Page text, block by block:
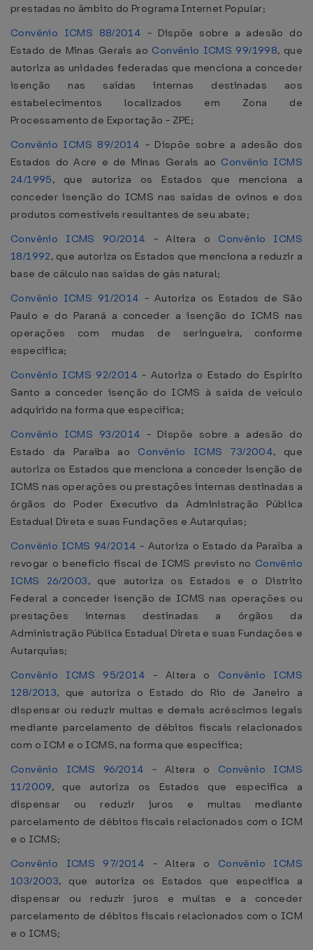
prestadas no âmbito do Programa Internet Popular;
Convênio ICMS 88/2014 - Dispõe sobre a adesão do
Estado de Minas Gerais ao Convênio ICMS 99/1998, que
autoriza as unidades federadas que menciona a conceder
isenção nas saídas internas destinadas aos
estabelecimentos localizados em Zona de
Processamento de Exportação - ZPE;
Convênio ICMS 89/2014 - Dispõe sobre a adesão dos
Estados do Acre e de Minas Gerais ao Convênio ICMS
24/1995, que autoriza os Estados que menciona a
conceder isenção do ICMS nas saídas de ovinos e dos
produtos comestíveis resultantes de seu abate;
Convênio ICMS 90/2014 - Altera o Convênio ICMS
18/1992, que autoriza os Estados que menciona a reduzir a
base de cálculo nas saídas de gás natural;
Convênio ICMS 91/2014 - Autoriza os Estados de São
Paulo e do Paraná a conceder a isenção do ICMS nas
operações com mudas de seringueira, conforme
especifica;
Convênio ICMS 92/2014 - Autoriza o Estado do Espírito
Santo a conceder isenção do ICMS à saída de veículo
adquirido na forma que específica;
Convênio ICMS 93/2014 - Dispõe sobre a adesão do
Estado da Paraíba ao Convênio ICMS 73/2004, que
autoriza os Estados que menciona a conceder isenção de
ICMS nas operações ou prestações internas destinadas a
órgãos do Poder Executivo da Administração Pública
Estadual Direta e suas Fundações e Autarquias;
Convênio ICMS 94/2014 - Autoriza o Estado da Paraíba a
revogar o benefício fiscal de ICMS previsto no Convênio
ICMS 26/2003, que autoriza os Estados e o Distrito
Federal a conceder isenção de ICMS nas operações ou
prestações internas destinadas a órgãos da
Administração Pública Estadual Direta e suas Fundações e
Autarquias;
Convênio ICMS 95/2014 - Altera o Convênio ICMS
128/2013, que autoriza o Estado do Rio de Janeiro a
dispensar ou reduzir multas e demais acréscimos legais
mediante parcelamento de débitos fiscais relacionados
com o ICM e o ICMS, na forma que especifica;
Convênio ICMS 96/2014 - Altera o Convênio ICMS
11/2009, que autoriza os Estados que especifica a
dispensar ou reduzir juros e multas mediante
parcelamento de débitos fiscais relacionados com o ICM
e o ICMS;
Convênio ICMS 97/2014 - Altera o Convênio ICMS
103/2003, que autoriza os Estados que especifica a
dispensar ou reduzir juros e multas e a conceder
parcelamento de débitos fiscais relacionados com o ICM
e o ICMS;